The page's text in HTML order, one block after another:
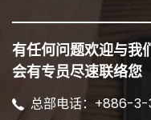
有任何问题欢迎与我
会有专员尽速联络您
总部电话：+886-